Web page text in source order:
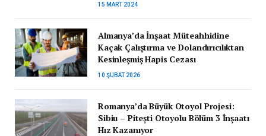
15 MART 2024
Almanya’da İnşaat Müteahhidine
Kaçak Çalıştırma ve Dolandırıcılıktan
Kesinleşmiş Hapis Cezası
10 ŞUBAT 2026
Romanya’da Büyük Otoyol Projesi:
Sibiu – Pitești Otoyolu Bölüm 3 İnşaatı
Hız Kazanıyor